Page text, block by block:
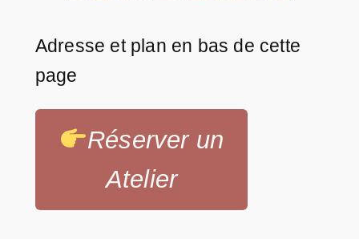
Adresse et plan en bas de cette
page
Réserver un
Atelier